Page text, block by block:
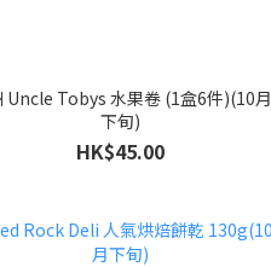
Uncle Tobys 水果卷 (1盒6件)(10月
下旬)
HK$45.00